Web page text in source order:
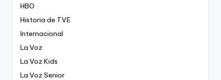
HBO
Historia de TVE
Internacional
La Voz
La Voz Kids
La Voz Senior